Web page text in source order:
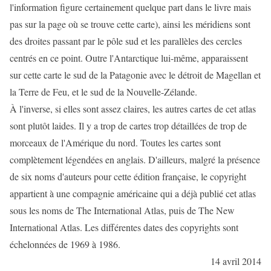
l'information figure certainement quelque part dans le livre mais
pas sur la page où se trouve cette carte), ainsi les méridiens sont
des droites passant par le pôle sud et les parallèles des cercles
centrés en ce point. Outre l'Antarctique lui-même, apparaissent
sur cette carte le sud de la Patagonie avec le détroit de Magellan et
la Terre de Feu, et le sud de la Nouvelle-Zélande.
À l'inverse, si elles sont assez claires, les autres cartes de cet atlas
sont plutôt laides. Il y a trop de cartes trop détaillées de trop de
morceaux de l'Amérique du nord. Toutes les cartes sont
complètement légendées en anglais. D'ailleurs, malgré la présence
de six noms d'auteurs pour cette édition française, le copyright
appartient à une compagnie américaine qui a déjà publié cet atlas
sous les noms de The International Atlas, puis de The New
International Atlas. Les différentes dates des copyrights sont
échelonnées de 1969 à 1986.
14 avril 2014